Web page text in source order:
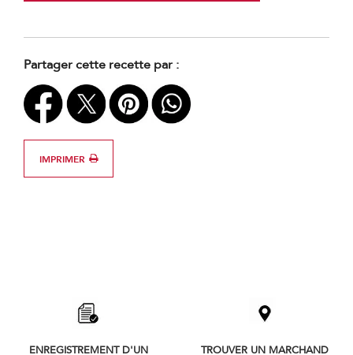
Partager cette recette par :
IMPRIMER
ENREGISTREMENT D'UN TROUVER UN MARCHAND